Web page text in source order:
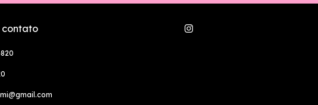
contato